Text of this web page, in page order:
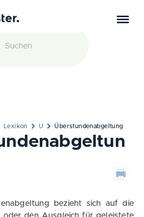
Lexikon U Überstundenabgeltung
bezieht sich auf die